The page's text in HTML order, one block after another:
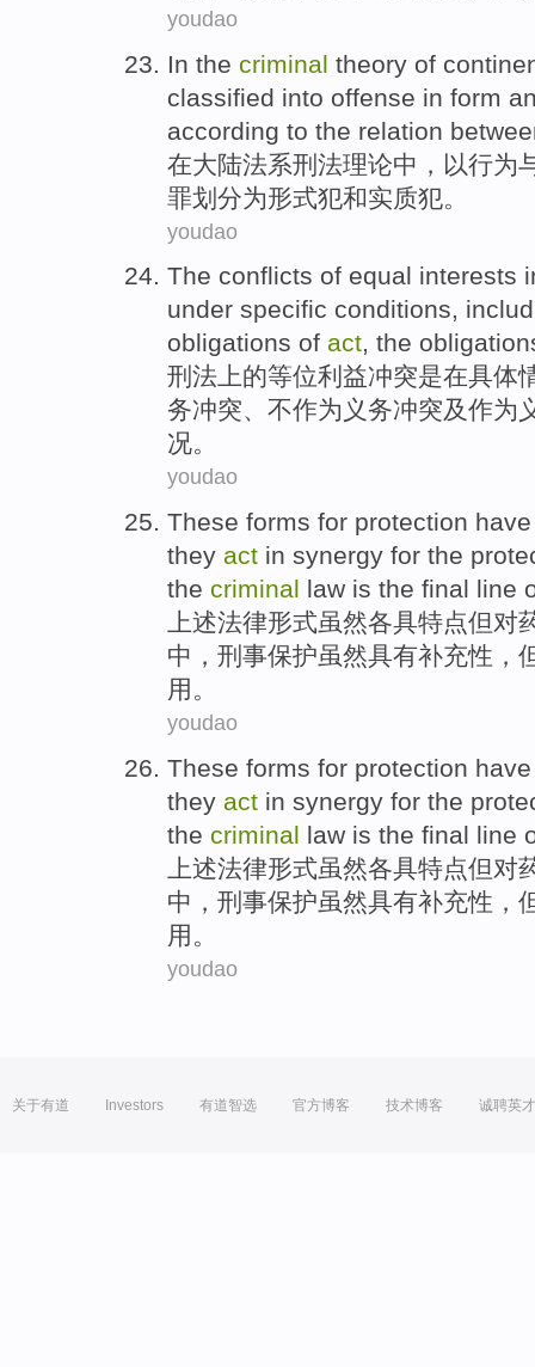
youdao
In the criminal theory of
classified into offense in form
according to the relation
在大陆法系刑法理论中， 以行为
罪划分为形式犯和实质犯。
youdao
The conflicts of equal interests
under specific conditions,
obligations of act, the
刑法 上的等位利益冲突是在具体
务冲突、不作为义务冲突及作为
况。
youdao
These forms for protection
they act in synergy for the
the criminal law is the final line
上述法律形式虽然各具特点但对
中，刑事保护虽然具有补充性，
用。
youdao
These forms for protection
they act in synergy for the
the criminal law is the final line
上述法律形式虽然各具特点但对
中，刑事保护虽然具有补充性，
用。
youdao
关于有道 Investors 有道智选 官方博客 技术博客 诚聘英才